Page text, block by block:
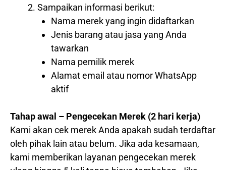
Sampaikan informasi berikut:
Nama merek yang ingin didaftarkan
Jenis barang atau jasa yang Anda
tawarkan
Nama pemilik merek
Alamat email atau nomor WhatsApp
aktif
Tahap awal – Pengecekan Merek (2 hari kerja)
Kami akan cek merek Anda apakah sudah terdaftar
oleh pihak lain atau belum. Jika ada kesamaan,
kami memberikan layanan pengecekan merek